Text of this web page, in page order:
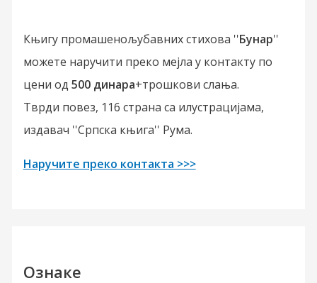
Књигу промашенољубавних стихова ''Бунар''
можете наручити преко мејла у контакту по
цени од 500 динара+трошкови слања.
Тврди повез, 116 страна са илустрацијама,
издавач ''Српска књига'' Рума.
Наручите преко контакта >>>
Ознаке